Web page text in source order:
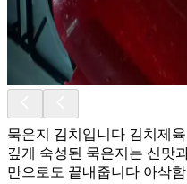
묵은지 김치입니다 김치제
깊게 숙성된 묵은지는 신맛
만으로도 끝내줍니다 아삭